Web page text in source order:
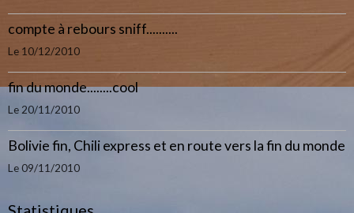
compte à rebours sniff..........
Le 10/12/2010
fin du monde........cool
Le 20/11/2010
Bolivie fin, Chili express et en route vers la fin du monde
Le 09/11/2010